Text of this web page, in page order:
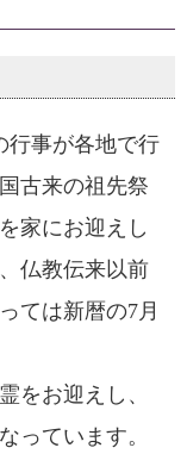
行事が各地で行
古来の祖先祭
家にお迎えし
仏教伝来以前
ては新暦の7月
をお迎えし、
っています。